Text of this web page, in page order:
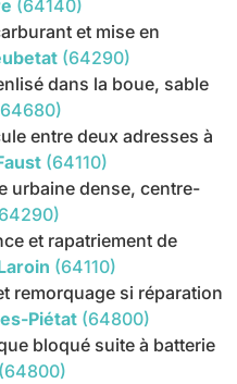
(64140)
et mise en
(64290)
dans la boue, sable
entre deux adresses à
(64110)
urbaine dense, centre-
et rapatriement de
(64110)
remorquage si réparation
Piétat (64800)
bloqué suite à batterie
(64800)